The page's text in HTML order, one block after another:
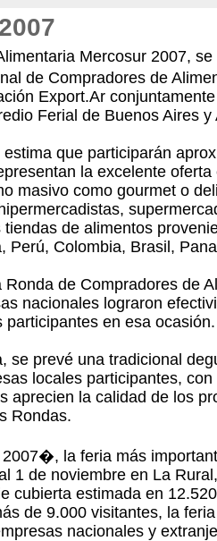
Mercosur 2007,
de Compradores de
Export.Ar
Ferial de Buenos Aires
que participarán
la excelente
masivo como gourmet o
de alimentos
Perú, Colombia, Brasil,
de Compradores de
nacionales lograron
en esa ocasión.
se prevé una tradicional
locales participantes,
aprecien la calidad de los
Rondas.
la feria más
1 de noviembre en La
cubierta estimada en
de 9.000 visitantes, la
nacionales y